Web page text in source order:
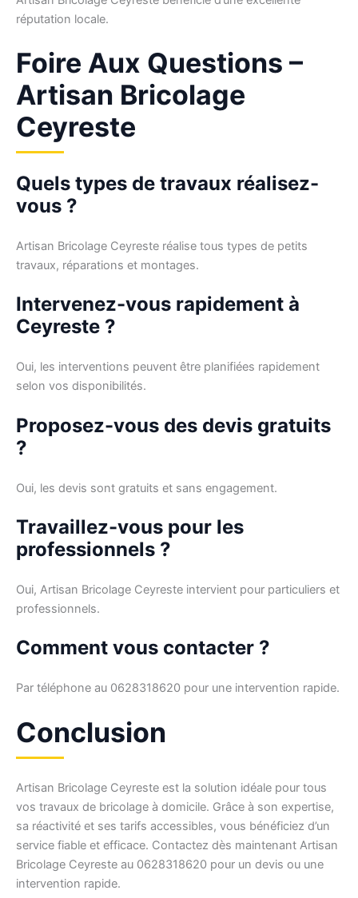
réputation locale.
Foire Aux Questions –
Artisan Bricolage
Ceyreste
Quels types de travaux réalisez-
vous ?
Artisan Bricolage Ceyreste réalise tous types de petits
travaux, réparations et montages.
Intervenez-vous rapidement à
Ceyreste ?
Oui, les interventions peuvent être planifiées rapidement
selon vos disponibilités.
Proposez-vous des devis gratuits
?
Oui, les devis sont gratuits et sans engagement.
Travaillez-vous pour les
professionnels ?
Oui, Artisan Bricolage Ceyreste intervient pour particuliers et
professionnels.
Comment vous contacter ?
Par téléphone au 0628318620 pour une intervention rapide.
Conclusion
Artisan Bricolage Ceyreste est la solution idéale pour tous
vos travaux de bricolage à domicile. Grâce à son expertise,
sa réactivité et ses tarifs accessibles, vous bénéficiez d’un
service fiable et efficace. Contactez dès maintenant Artisan
Bricolage Ceyreste au 0628318620 pour un devis ou une
intervention rapide.